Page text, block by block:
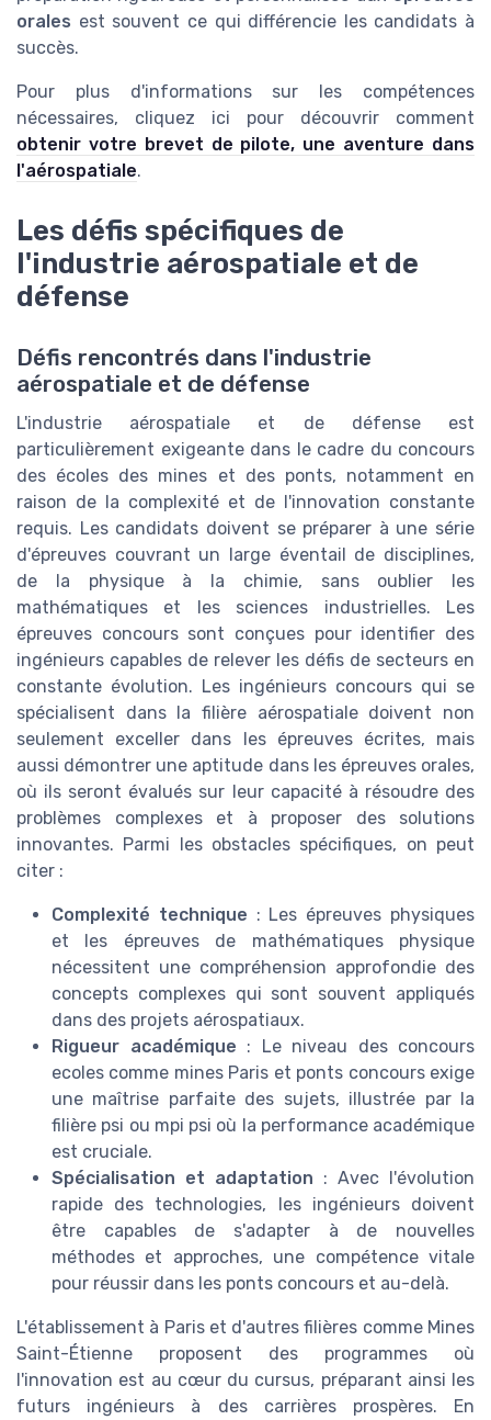
orales est souvent ce qui différencie les candidats à
succès.
Pour plus d'informations sur les compétences
nécessaires, cliquez ici pour découvrir comment
obtenir votre brevet de pilote, une aventure dans
l'aérospatiale.
Les défis spécifiques de
l'industrie aérospatiale et de
défense
Défis rencontrés dans l'industrie
aérospatiale et de défense
L'industrie aérospatiale et de défense est
particulièrement exigeante dans le cadre du concours
des écoles des mines et des ponts, notamment en
raison de la complexité et de l'innovation constante
requis. Les candidats doivent se préparer à une série
d'épreuves couvrant un large éventail de disciplines,
de la physique à la chimie, sans oublier les
mathématiques et les sciences industrielles. Les
épreuves concours sont conçues pour identifier des
ingénieurs capables de relever les défis de secteurs en
constante évolution. Les ingénieurs concours qui se
spécialisent dans la filière aérospatiale doivent non
seulement exceller dans les épreuves écrites, mais
aussi démontrer une aptitude dans les épreuves orales,
où ils seront évalués sur leur capacité à résoudre des
problèmes complexes et à proposer des solutions
innovantes. Parmi les obstacles spécifiques, on peut
citer :
Complexité technique : Les épreuves physiques
et les épreuves de mathématiques physique
nécessitent une compréhension approfondie des
concepts complexes qui sont souvent appliqués
dans des projets aérospatiaux.
Rigueur académique : Le niveau des concours
ecoles comme mines Paris et ponts concours exige
une maîtrise parfaite des sujets, illustrée par la
filière psi ou mpi psi où la performance académique
est cruciale.
Spécialisation et adaptation : Avec l'évolution
rapide des technologies, les ingénieurs doivent
être capables de s'adapter à de nouvelles
méthodes et approches, une compétence vitale
pour réussir dans les ponts concours et au-delà.
L'établissement à Paris et d'autres filières comme Mines
Saint-Étienne proposent des programmes où
l'innovation est au cœur du cursus, préparant ainsi les
futurs ingénieurs à des carrières prospères. En